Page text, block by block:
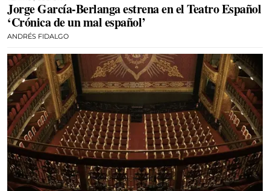
Jorge García-Berlanga estrena en el Teatro Español
‘Crónica de un mal español’
ANDRÉS FIDALGO